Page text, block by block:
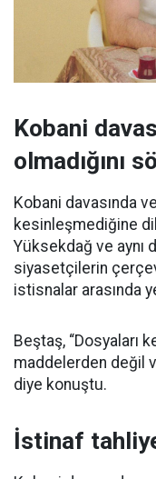
Kobani
olmadığını
Kobani davasında
kesinleşmediğine
Yüksekdağ ve aynı
siyasetçilerin
istisnalar arasında
Beştaş, “Dosyaları
maddelerden değil
diye konuştu.
İstinaf